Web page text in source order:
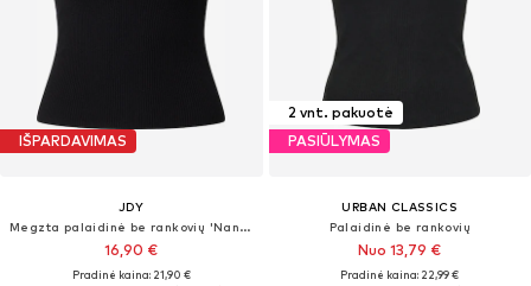
IŠPARDAVIMAS
JDY
Megzta palaidinė be rankovių 'Nanna'
16,90 €
Pradinė kaina: 21,90 €
2 vnt. pakuotė
PASIŪLYMAS
URBAN CLASSICS
Palaidinė be rankovių
Nuo 13,79 €
Pradinė kaina: 22,99 €